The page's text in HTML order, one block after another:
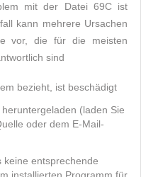
mit der Datei 69C ist
kann mehrere Ursachen
vor, die für die meisten
sind
bezieht, ist beschädigt
(laden Sie
oder dem E-Mail-
keine entsprechende